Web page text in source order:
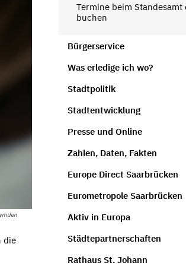
die
Termine beim Standesamt
buchen
Bürgerservice
Was erledige ich wo?
Stadtpolitik
Stadtentwicklung
Presse und Online
Zahlen, Daten, Fakten
Europe Direct Saarbrücken
Eurometropole Saarbrücken
Aktiv in Europa
Städtepartnerschaften
Rathaus St. Johann